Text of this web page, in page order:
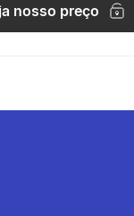
nosso preço